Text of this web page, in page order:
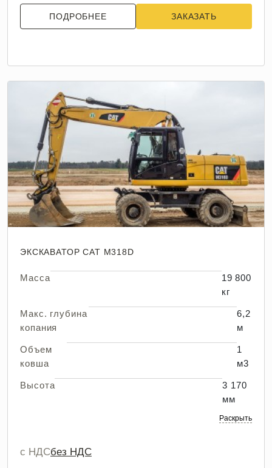
ПОДРОБНЕЕ ЗАКАЗАТЬ
ЭКСКАВАТОР CAT M318D
Масса
19 800
кг
Макс. глубина
копания
6,2
м
Объем
ковша
1
м3
Высота
3 170
мм
Раскрыть
с НДСбез НДС